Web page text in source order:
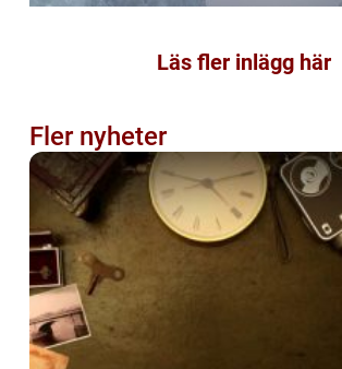
Läs fler inlägg här
Fler nyheter